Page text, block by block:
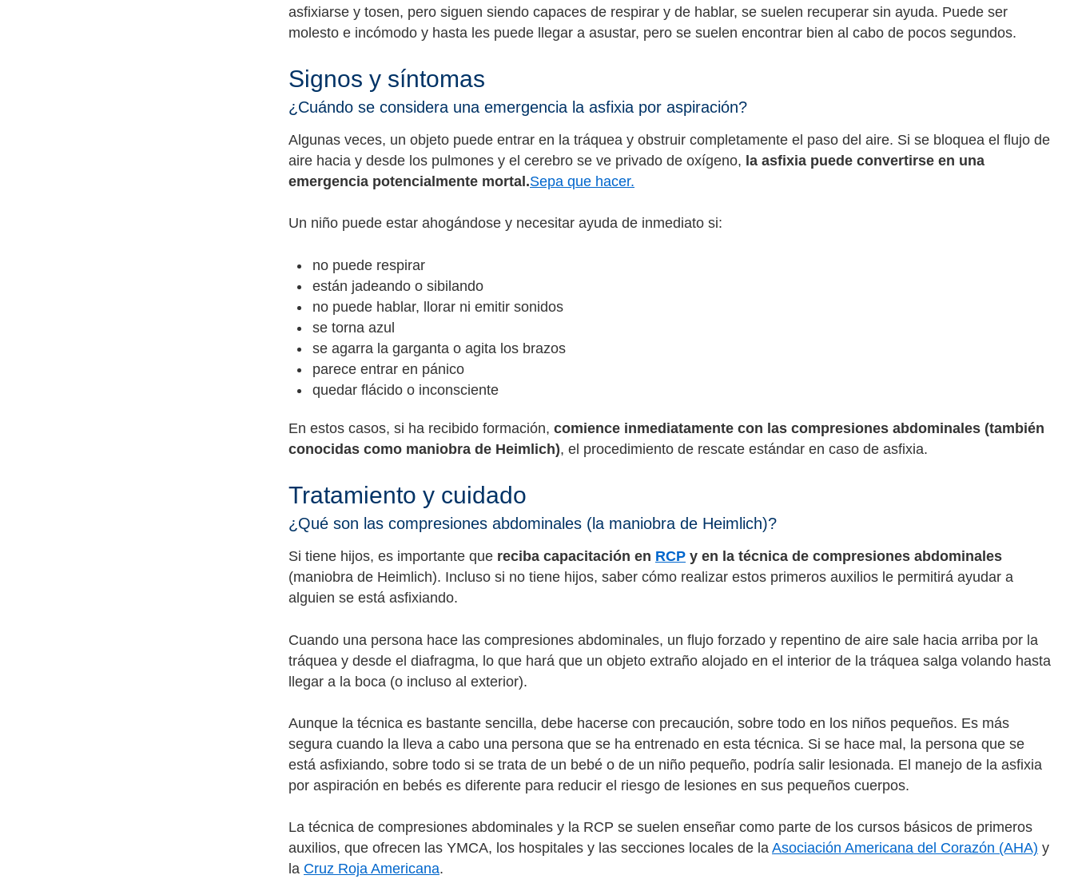
asfixiarse y tosen, pero siguen siendo capaces de respirar y de hablar, se suelen recuperar sin ayuda. Puede ser
molesto e incómodo y hasta les puede llegar a asustar, pero se suelen encontrar bien al cabo de pocos segundos.
Signos y síntomas
¿Cuándo se considera una emergencia la asfixia por aspiración?
Algunas veces, un objeto puede entrar en la tráquea y obstruir completamente el paso del aire. Si se bloquea el flujo de
aire hacia y desde los pulmones y el cerebro se ve privado de oxígeno, la asfixia puede convertirse en una
emergencia potencialmente mortal.Sepa que hacer.
Un niño puede estar ahogándose y necesitar ayuda de inmediato si:
no puede respirar
están jadeando o sibilando
no puede hablar, llorar ni emitir sonidos
se torna azul
se agarra la garganta o agita los brazos
parece entrar en pánico
quedar flácido o inconsciente
En estos casos, si ha recibido formación, comience inmediatamente con las compresiones abdominales (también
conocidas como maniobra de Heimlich), el procedimiento de rescate estándar en caso de asfixia.
Tratamiento y cuidado
¿Qué son las compresiones abdominales (la maniobra de Heimlich)?
Si tiene hijos, es importante que reciba capacitación en RCP y en la técnica de compresiones abdominales
(maniobra de Heimlich). Incluso si no tiene hijos, saber cómo realizar estos primeros auxilios le permitirá ayudar a
alguien se está asfixiando.
Cuando una persona hace las compresiones abdominales, un flujo forzado y repentino de aire sale hacia arriba por la
tráquea y desde el diafragma, lo que hará que un objeto extraño alojado en el interior de la tráquea salga volando hasta
llegar a la boca (o incluso al exterior).
Aunque la técnica es bastante sencilla, debe hacerse con precaución, sobre todo en los niños pequeños. Es más
segura cuando la lleva a cabo una persona que se ha entrenado en esta técnica. Si se hace mal, la persona que se
está asfixiando, sobre todo si se trata de un bebé o de un niño pequeño, podría salir lesionada. El manejo de la asfixia
por aspiración en bebés es diferente para reducir el riesgo de lesiones en sus pequeños cuerpos.
La técnica de compresiones abdominales y la RCP se suelen enseñar como parte de los cursos básicos de primeros
auxilios, que ofrecen las YMCA, los hospitales y las secciones locales de la Asociación Americana del Corazón (AHA) y
la Cruz Roja Americana.